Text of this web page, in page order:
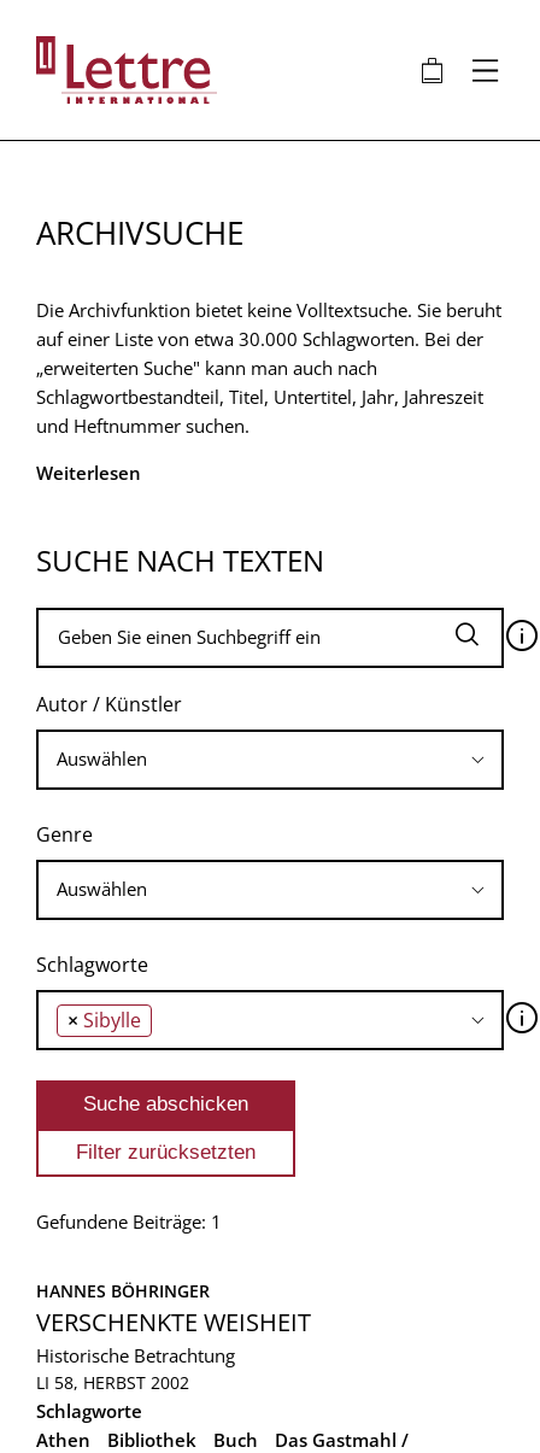
Inhalt
🛍 ⋮
ARCHIVSUCHE
Die Archivfunktion bietet keine Volltextsuche. Sie beruht
auf einer Liste von etwa 30.000 Schlagworten. Bei der
„erweiterten Suche" kann man auch nach
Schlagwortbestandteil, Titel, Untertitel, Jahr, Jahreszeit
und Heftnummer suchen.
Weiterlesen
SUCHE NACH TEXTEN
🛈
Autor / Künstler
Genre
Schlagworte
× Sibylle 🛈
Gefundene Beiträge: 1
HANNES BÖHRINGER
VERSCHENKTE WEISHEIT
Historische Betrachtung
LI 58, HERBST 2002
Schlagworte
Athen
Bibliothek Buch
Das Gastmahl /